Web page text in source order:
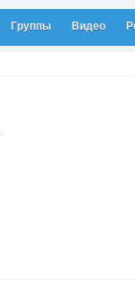
Группы Видео